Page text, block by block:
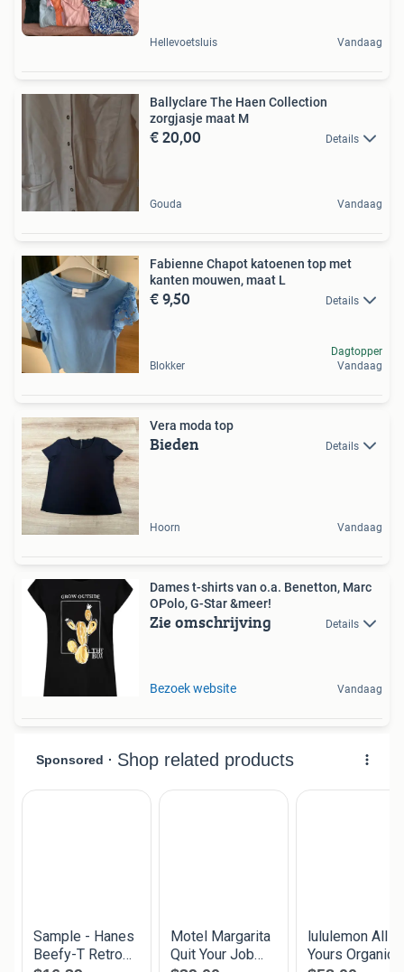
Hellevoetsluis Vandaag
Ballyclare The Haen Collection
zorgjasje maat M
€ 20,00 Details
Gouda Vandaag
Fabienne Chapot katoenen top met
kanten mouwen, maat L
€ 9,50 Details
Blokker
Dagtopper
Vandaag
Vera moda top
Bieden Details
Hoorn Vandaag
Dames t-shirts van o.a. Benetton, Marc
OPolo, G-Star &meer!
Zie omschrijving Details
Bezoek website Vandaag